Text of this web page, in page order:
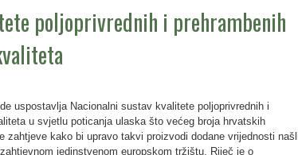
poljoprivrednih i prehrambenih
uspostavlja Nacionalni sustav kvalitete poljoprivrednih i
u svjetlu poticanja ulaska što većeg broja hrvatskih
zahtjeve kako bi upravo takvi proizvodi dodane vrijednosti
jedinstvenom europskom tržištu. Riječ je o